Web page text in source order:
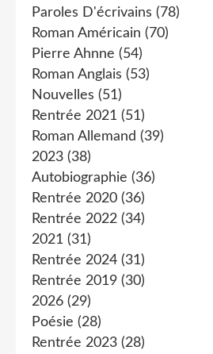
Paroles D'écrivains (78)
Roman Américain (70)
Pierre Ahnne (54)
Roman Anglais (53)
Nouvelles (51)
Rentrée 2021 (51)
Roman Allemand (39)
2023 (38)
Autobiographie (36)
Rentrée 2020 (36)
Rentrée 2022 (34)
2021 (31)
Rentrée 2024 (31)
Rentrée 2019 (30)
2026 (29)
Poésie (28)
Rentrée 2023 (28)